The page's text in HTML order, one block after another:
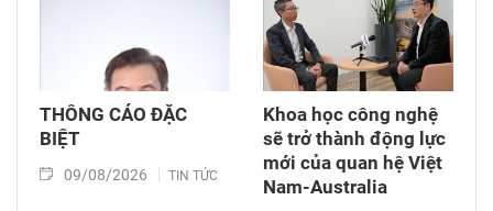
THÔNG CÁO ĐẶC
BIỆT
09/08/2026 TIN TỨC
Khoa học công nghệ
sẽ trở thành động lực
mới của quan hệ Việt
Nam-Australia